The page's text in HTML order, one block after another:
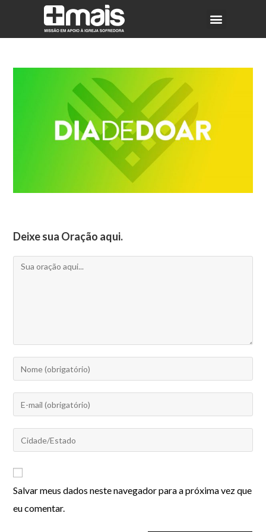
Deixe sua Oração aqui.
Salvar meus dados neste navegador para a próxima vez que
eu comentar.